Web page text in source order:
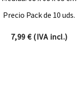
Precio Pack de 10 uds.
7,99 €(IVA incl.)